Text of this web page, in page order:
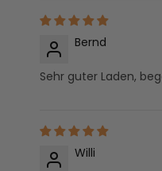
Bernd
Sehr guter Laden,
Willi